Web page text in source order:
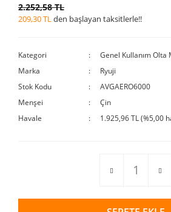
2.252,58 TL
209,30 TLden başlayan taksitlerle!!
Kategori
Genel Kullanım Olta
Marka
Ryuji
Stok Kodu
AVGAERO6000
Menşei
Çin
Havale
1.925,96 TL (%5,00